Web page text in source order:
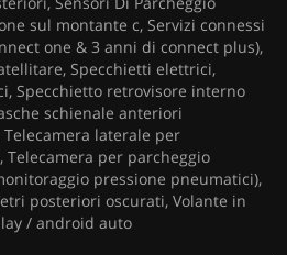
sul montante c, Servizi connessi
one & 3 anni di connect plus),
Specchietti elettrici,
Specchietto retrovisore interno
schienale anteriori
laterale per
per parcheggio
pressione pneumatici),
posteriori oscurati, Volante in
/ android auto